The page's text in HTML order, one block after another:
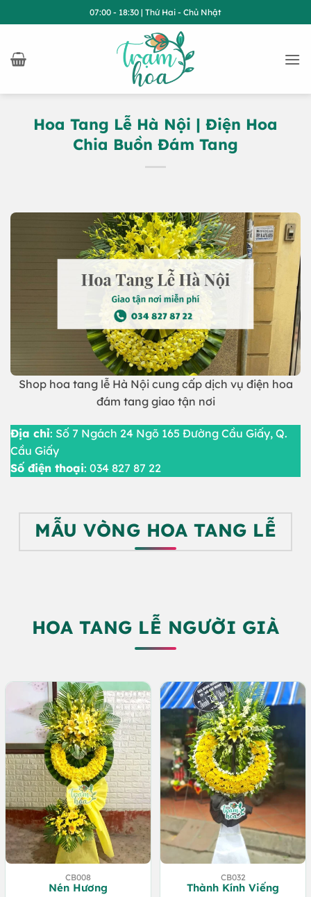
qua
dung
07:00 - 18:30 | Thứ Hai - Chủ Nhật
Hoa Tang Lễ Hà Nội | Điện Hoa
Chia Buồn Đám Tang
Shop hoa tang lễ Hà Nội cung cấp dịch vụ điện hoa
đám tang giao tận nơi
Địa chỉ: Số 7 Ngách 24 Ngõ 165 Đường Cầu Giấy, Q.
Cầu Giấy
Số điện thoại: 034 827 87 22
MẪU VÒNG HOA TANG LỄ
HOA TANG LỄ NGƯỜI GIÀ
CB008
Nén Hương
CB032
Thành Kính Viếng